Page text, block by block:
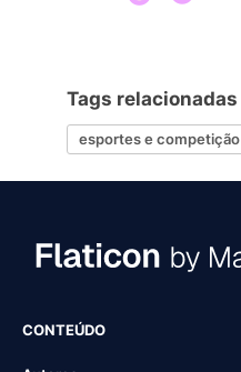
Tags relacionadas
esportes e competição
CONTEÚDO